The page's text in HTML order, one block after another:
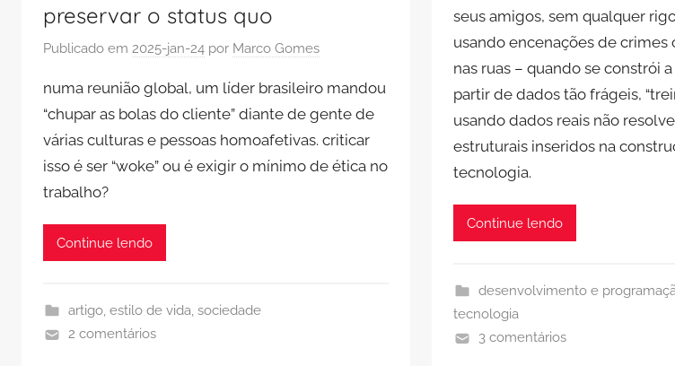
preservar o status quo
Publicado em 2025-jan-24 por Marco Gomes
numa reunião global, um líder brasileiro mandou
“chupar as bolas do cliente” diante de gente de
várias culturas e pessoas homoafetivas. criticar
isso é ser “woke” ou é exigir o mínimo de ética no
trabalho?
Continue lendo
artigo, estilo de vida, sociedade
2 comentários
seus amigos, sem qualquer
usando encenações de crimes
nas ruas – quando se constrói
partir de dados tão frágeis,
usando dados reais não
estruturais inseridos na
tecnologia.
Continue lendo
desenvolvimento e
tecnologia
3 comentários